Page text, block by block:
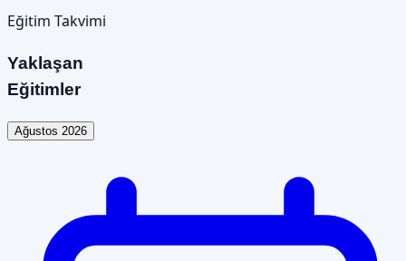
Eğitim Takvimi
Yaklaşan
Eğitimler
Ağustos 2026